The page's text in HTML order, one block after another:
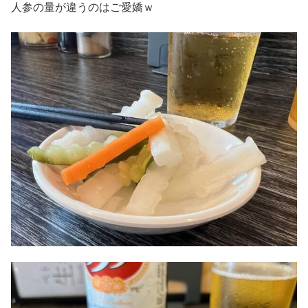
人参の量が違うのはご愛嬌ｗ